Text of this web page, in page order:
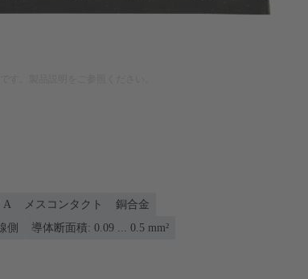
A メスコンタクト
銅合金
側
導体断面積: 0.09 ... 0.5 mm²